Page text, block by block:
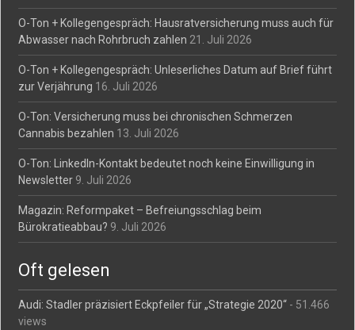
O-Ton + Kollegengespräch: Hausratversicherung muss auch für
Abwasser nach Rohrbruch zahlen 21. Juli 2026
O-Ton + Kollegengespräch: Unleserliches Datum auf Brief führt
zur Verjährung 16. Juli 2026
O-Ton: Versicherung muss bei chronischen Schmerzen
Cannabis bezahlen 13. Juli 2026
O-Ton: LinkedIn-Kontakt bedeutet noch keine Einwilligung in
Newsletter 9. Juli 2026
Magazin: Reformpaket – Befreiungsschlag beim
Bürokratieabbau? 9. Juli 2026
Oft gelesen
Audi: Stadler präzisiert Eckpfeiler für „Strategie 2020“ - 51.466
views